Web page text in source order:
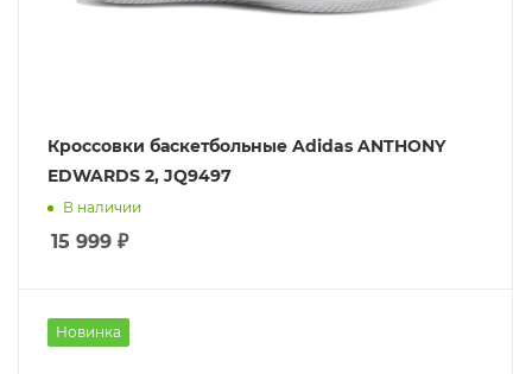
Кроссовки баскетбольные Adidas ANTHONY
EDWARDS 2, JQ9497
В наличии
15 999 ₽
Новинка